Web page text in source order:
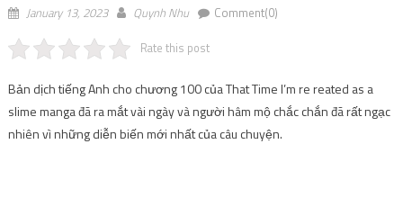
January 13, 2023 Quynh Nhu Comment(0)
Rate this post
Bản dịch tiếng Anh cho chương 100 của That Time I’m re reated as a
slime manga đã ra mắt vài ngày và người hâm mộ chắc chắn đã rất ngạc
nhiên vì những diễn biến mới nhất của câu chuyện.